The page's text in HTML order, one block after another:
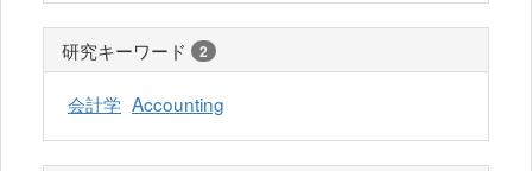
研究キーワード 2
会計学 Accounting